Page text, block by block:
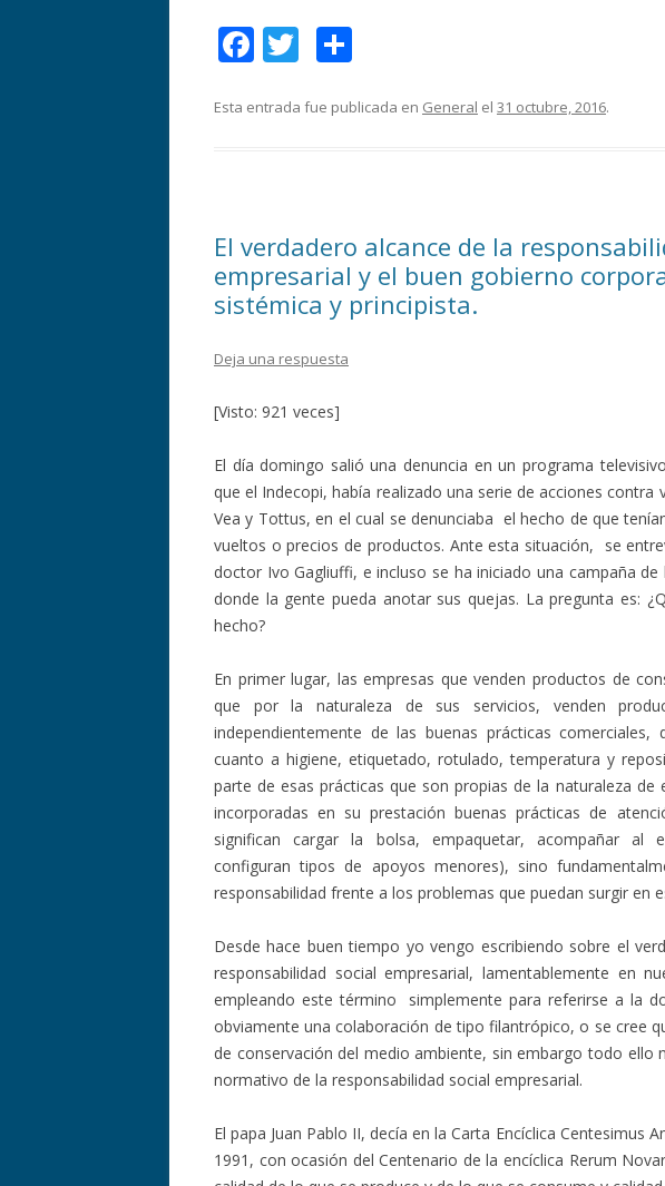
F
e
k
T
itt m
r
Esta entrada fue publicada en General el 31 octubre, 2016.
El verdadero alcance de la
empresarial y el buen gobierno
sistémica y principista.
Deja una respuesta
[Visto: 921 veces]
El día domingo salió una denuncia en un programa
que el Indecopi, había realizado una serie de acciones contra
Vea y Tottus, en el cual se denunciaba el hecho de que
vueltos o precios de productos. Ante esta situación, se
doctor Ivo Gagliuffi, e incluso se ha iniciado una campaña
donde la gente pueda anotar sus quejas. La pregunta es:
hecho?
En primer lugar, las empresas que venden productos de
que por la naturaleza de sus servicios, venden
independientemente de las buenas prácticas
cuanto a higiene, etiquetado, rotulado, temperatura y
parte de esas prácticas que son propias de la naturaleza
incorporadas en su prestación buenas prácticas de
significan cargar la bolsa, empaquetar, acompañar al
configuran tipos de apoyos menores), sino
responsabilidad frente a los problemas que puedan surgir en
Desde hace buen tiempo yo vengo escribiendo sobre el
responsabilidad social empresarial, lamentablemente en
empleando este término simplemente para referirse a la
obviamente una colaboración de tipo filantrópico, o se cree
de conservación del medio ambiente, sin embargo todo ello
normativo de la responsabilidad social empresarial.
El papa Juan Pablo II, decía en la Carta Encíclica Centesimus
1991, con ocasión del Centenario de la encíclica Rerum